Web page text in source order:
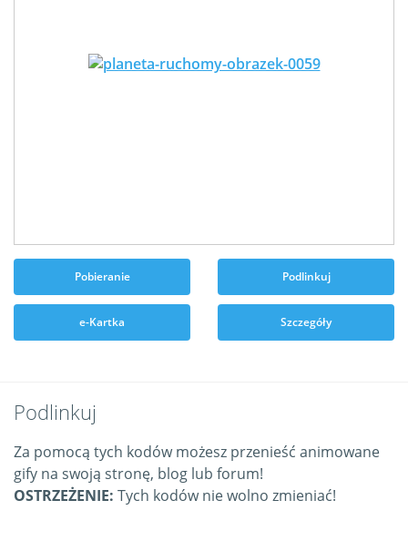
Pobieranie Podlinkuj
e-Kartka Szczegóły
Podlinkuj
Za pomocą tych kodów możesz przenieść animowane
gify na swoją stronę, blog lub forum!
OSTRZEŻENIE: Tych kodów nie wolno zmieniać!